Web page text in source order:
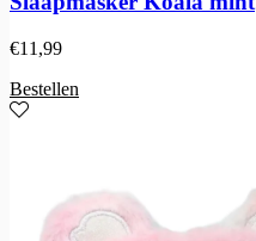
€11,99
Bestellen